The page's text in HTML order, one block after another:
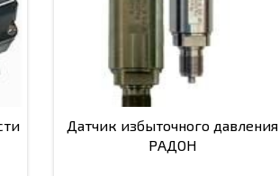
Датчик избыточного давления
РАДОН